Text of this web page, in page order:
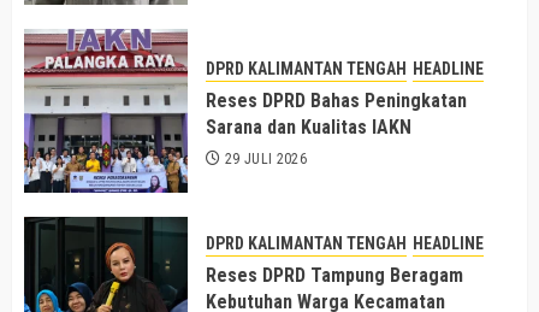
DPRD KALIMANTAN TENGAH HEADLINE
Reses DPRD Bahas Peningkatan
Sarana dan Kualitas IAKN
29 JULI 2026
DPRD KALIMANTAN TENGAH HEADLINE
Reses DPRD Tampung Beragam
Kebutuhan Warga Kecamatan